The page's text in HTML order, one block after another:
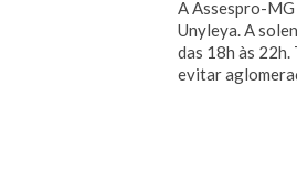
A Assespro-
Unyleya. A
das 18h às 22h.
evitar